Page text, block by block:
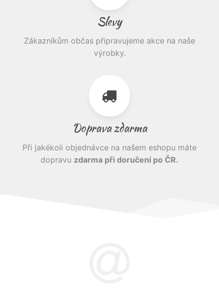
Slevy
Zákazníkům občas připravujeme akce na naše
výrobky.
Doprava zdarma
Při jakékoli objednávce na našem eshopu máte
dopravu zdarma při doručení po ČR.